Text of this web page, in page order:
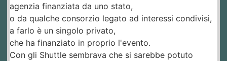
agenzia finanziata da uno stato,
o da qualche consorzio legato ad interessi condivisi,
a farlo è un singolo privato,
che ha finanziato in proprio l'evento.
Con gli Shuttle sembrava che si sarebbe potuto